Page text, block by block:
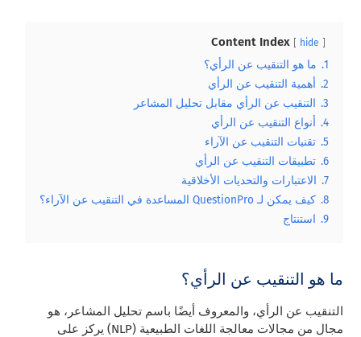
Content Index hide
1. ما هو التنقيب عن الرأي؟
2. أهمية التنقيب عن الرأي
3. التنقيب عن الرأي مقابل تحليل المشاعر
4. أنواع التنقيب عن الرأي
5. تقنيات التنقيب عن الآراء
6. تطبيقات التنقيب عن الرأي
7. الاعتبارات والتحديات الأخلاقية
8. كيف يمكن لـ QuestionPro المساعدة في التنقيب عن الآراء؟
9. استنتاج
ما هو التنقيب عن الرأي؟
التنقيب عن الرأي، والمعروف أيضًا باسم تحليل المشاعر، هو
مجال من مجالات معالجة اللغات الطبيعية (NLP) يركز على